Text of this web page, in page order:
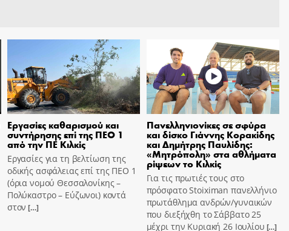
Εργασίες καθαρισμού και
συντήρησης επί της ΠΕΟ 1
από την ΠΕ Κιλκίς
Εργασίες για τη βελτίωση της
οδικής ασφάλειας επί της ΠΕΟ 1
(όρια νομού Θεσσαλονίκης –
Πολύκαστρο – Εύζωνοι) κοντά
στον […]
Πανελληνιονίκες σε σφύρα
και δίσκο Γιάννης Κορακίδης
και Δημήτρης Παυλίδης:
«Μητρόπολη» στα αθλήματα
ρίψεων το Κιλκίς
Για τις πρωτιές τους στο
πρόσφατο Stoiximan πανελλήνιο
πρωτάθλημα ανδρών/γυναικών
που διεξήχθη το Σάββατο 25
μέχρι την Κυριακή 26 Ιουλίου […]